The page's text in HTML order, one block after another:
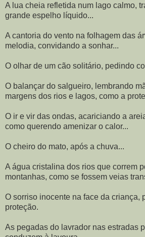
A lua cheia refletida num lago calmo,
grande espelho líquido...
A cantoria do vento na folhagem das
melodia, convidando a sonhar...
O olhar de um cão solitário, pedindo
O balançar do salgueiro, lembrando
margens dos rios e lagos, como a
O ir e vir das ondas, acariciando a
como querendo amenizar o calor...
O cheiro do mato, após a chuva...
A água cristalina dos rios que correm
montanhas, como se fossem veias
O sorriso inocente na face da criança,
proteção.
As pegadas do lavrador nas estradas